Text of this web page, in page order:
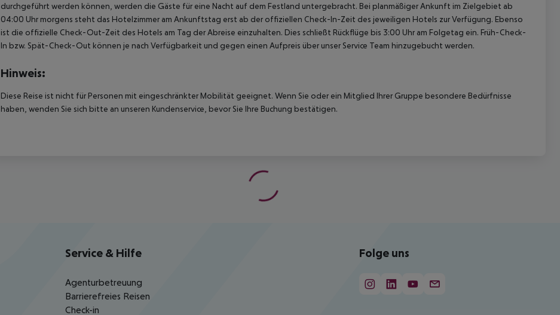
durchgeführt werden können, werden die Gäste für eine Nacht auf dem Festland untergebracht. Bei planmäßiger Ankunft im Zielgebiet ab
04:00 Uhr morgens steht das Hotelzimmer am Ankunftstag erst ab der offiziellen Check-In-Zeit des jeweiligen Hotels zur Verfügung. Ebenso
ist die offizielle Check-Out-Zeit des Hotels am Tag der Abreise einzuhalten. Dies schließt Rückflüge bis 3:00 Uhr am Folgetag ein. Früh-Check-
In bzw. Spät-Check-Out können je nach Verfügbarkeit und gegen einen Aufpreis über unser Service Team hinzugebucht werden.
Hinweis:
Diese Reise ist nicht für Personen mit eingeschränkter Mobilität geeignet. Wenn Sie oder ein Mitglied Ihrer Gruppe besondere Bedürfnisse
haben, wenden Sie sich bitte an unseren Kundenservice, bevor Sie Ihre Buchung bestätigen.
Service & Hilfe
Agenturbetreuung
Barrierefreies Reisen
Check-in
Folge uns